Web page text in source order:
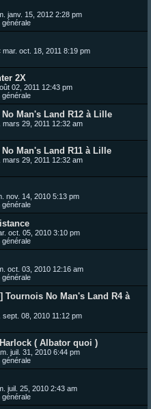
janv. 15, 2012 2:28 pm
générale
mar. oct. 18, 2011 8:19 pm
2X
02, 2011 12:43 pm
générale
Man's Land R12 à Lille
mars 29, 2011 12:32 am
Man's Land R11 à Lille
mars 29, 2011 12:32 am
nov. 14, 2010 5:13 pm
générale
oct. 05, 2010 3:10 pm
générale
oct. 03, 2010 12:16 am
générale
Tournois No Man's Land R4 à
sept. 08, 2010 11:12 pm
( Albator quoi )
juil. 31, 2010 6:44 pm
générale
juil. 25, 2010 2:43 am
générale